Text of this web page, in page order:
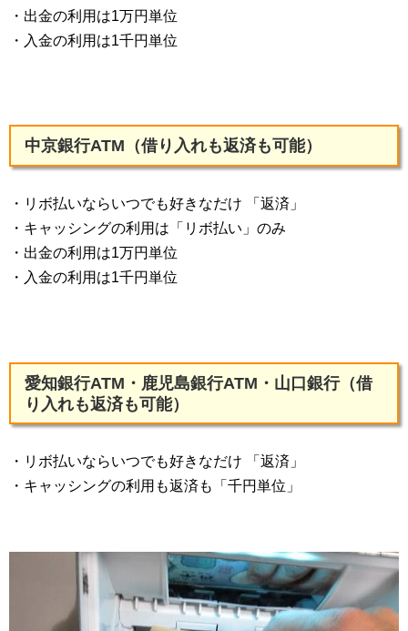
・出金の利用は1万円単位
・入金の利用は1千円単位
中京銀行ATM（借り入れも返済も可能）
・リボ払いならいつでも好きなだけ 「返済」
・キャッシングの利用は「リボ払い」のみ
・出金の利用は1万円単位
・入金の利用は1千円単位
愛知銀行ATM・鹿児島銀行ATM・山口銀行（借
り入れも返済も可能）
・リボ払いならいつでも好きなだけ 「返済」
・キャッシングの利用も返済も「千円単位」